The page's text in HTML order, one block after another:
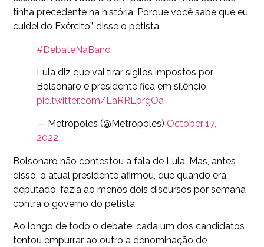
tinha precedente na história. Porque você sabe que eu
cuidei do Exército”, disse o petista.
#DebateNaBand
Lula diz que vai tirar sigilos impostos por
Bolsonaro e presidente fica em silêncio.
pic.twitter.com/LaRRLprgOa
— Metrópoles (@Metropoles) October 17,
2022
Bolsonaro não contestou a fala de Lula. Mas, antes
disso, o atual presidente afirmou, que quando era
deputado, fazia ao menos dois discursos por semana
contra o governo do petista.
Ao longo de todo o debate, cada um dos candidatos
tentou empurrar ao outro a denominação de